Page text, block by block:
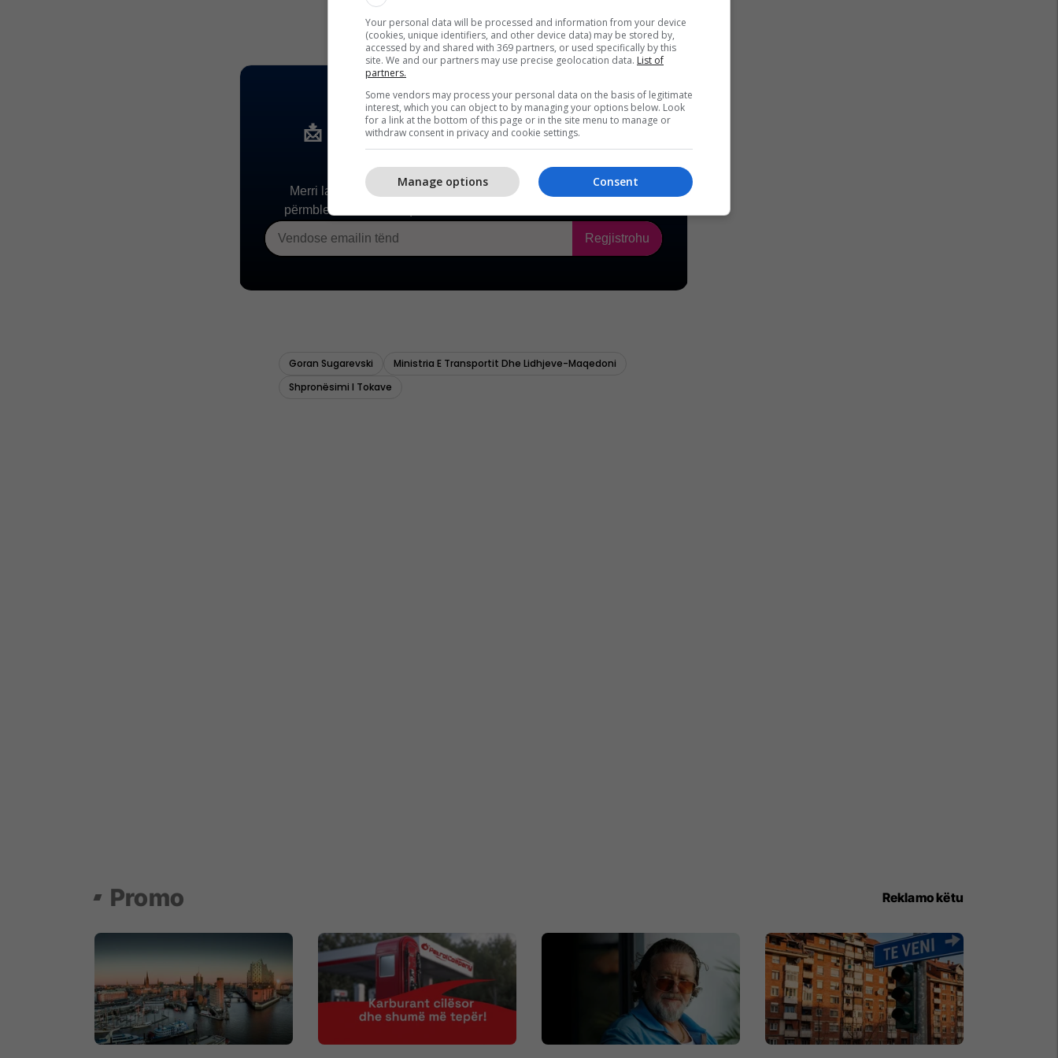
Your personal data will be processed and information from your device
(cookies, unique identifiers, and other device data) may be stored by,
accessed by and shared with 369 partners, or used specifically by this
site. We and our partners may use precise geolocation data. List of
partners.
Some vendors may process your personal data on the basis of legitimate
interest, which you can object to by managing your options below. Look
for a link at the bottom of this page or in the site menu to manage or
withdraw consent in privacy and cookie settings.
Consent
Manage options